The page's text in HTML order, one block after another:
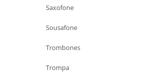
Saxofone
Sousafone
Trombones
Trompa